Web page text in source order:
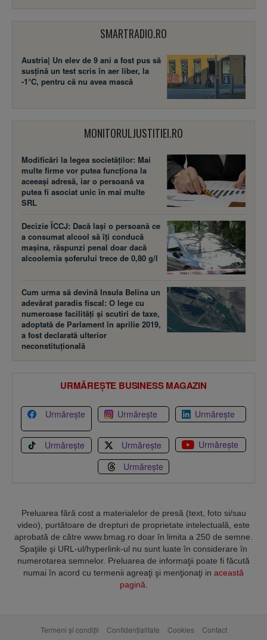
SMARTRADIO.RO
Austria| Un elev de 9 ani a fost pus să
susţină un test scris în aer liber, la
-1°C, pentru că nu avea mască
MONITORULJUSTITIEI.RO
Modificări la legea societăţilor: Mai
multe firme vor putea funcţiona la
aceeaşi adresă, iar o persoană va
putea fi asociat unic în mai multe
SRL
Decizie ÎCCJ: Dacă laşi o persoană ce
a consumat alcool să îţi conducă
maşina, răspunzi penal doar dacă
alcoolemia şoferului trece de 0,80 g/l
Cum urma să devină Insula Belina un
adevărat paradis fiscal: O lege cu
numeroase facilităţi şi scutiri de taxe,
adoptată de Parlament în aprilie 2019,
a fost declarată ulterior
neconstituţională
URMĂREȘTE BUSINESS MAGAZIN
Urmărește Urmărește Urmărește
Urmărește Urmărește
Urmărește
Urmărește
Preluarea fără cost a materialelor de presă (text, foto si/sau
video), purtătoare de drepturi de proprietate intelectuală, este
aprobată de către www.bmag.ro doar în limita a 250 de semne.
Spaţiile şi URL-ul/hyperlink-ul nu sunt luate în considerare în
numerotarea semnelor. Preluarea de informaţii poate fi făcută
numai în acord cu termenii agreaţi şi menţionaţi in această
pagină.
Termeni și condiții Confidențialitate Cookies Contact